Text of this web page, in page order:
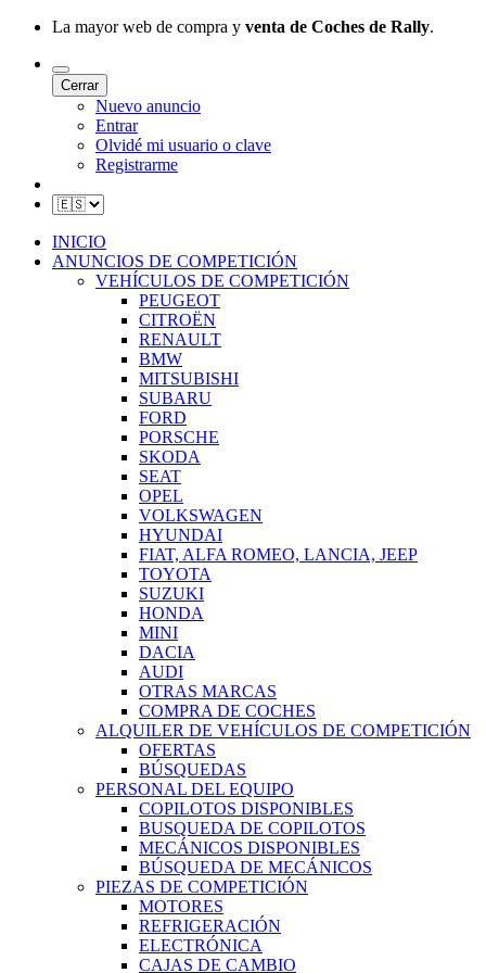
La mayor web de compra y venta de Coches de Rally.
Cerrar
Nuevo anuncio
Entrar
Olvidé mi usuario o clave
Registrarme
INICIO
ANUNCIOS DE COMPETICIÓN
VEHÍCULOS DE COMPETICIÓN
PEUGEOT
CITROËN
RENAULT
BMW
MITSUBISHI
SUBARU
FORD
PORSCHE
SKODA
SEAT
OPEL
VOLKSWAGEN
HYUNDAI
FIAT, ALFA ROMEO, LANCIA, JEEP
TOYOTA
SUZUKI
HONDA
MINI
DACIA
AUDI
OTRAS MARCAS
COMPRA DE COCHES
ALQUILER DE VEHÍCULOS DE COMPETICIÓN
OFERTAS
BÚSQUEDAS
PERSONAL DEL EQUIPO
COPILOTOS DISPONIBLES
BUSQUEDA DE COPILOTOS
MECÁNICOS DISPONIBLES
BÚSQUEDA DE MECÁNICOS
PIEZAS DE COMPETICIÓN
MOTORES
REFRIGERACIÓN
ELECTRÓNICA
CAJAS DE CAMBIO